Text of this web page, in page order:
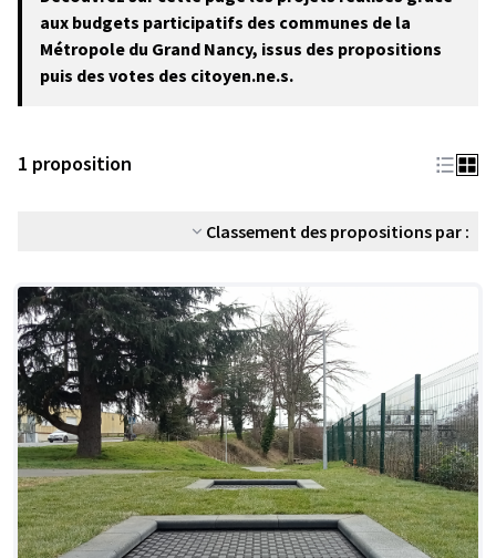
aux budgets participatifs des communes de la
Métropole du Grand Nancy, issus des propositions
puis des votes des citoyen.ne.s.
1 proposition
Classement des propositions par :